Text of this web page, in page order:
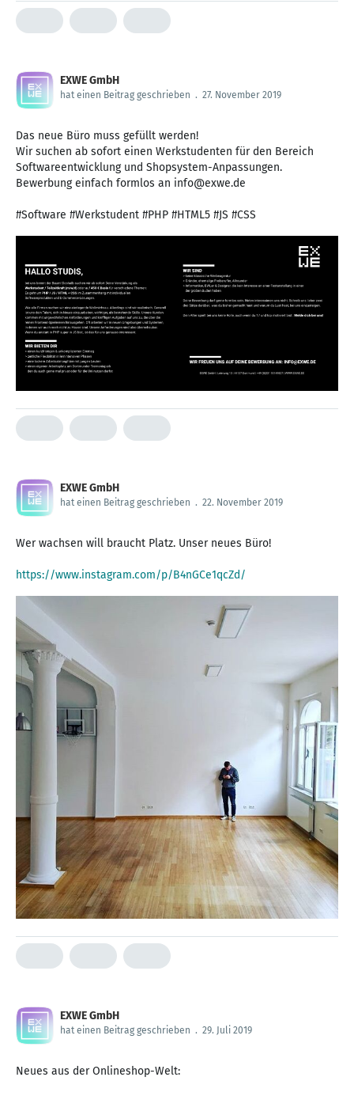
EXWE GmbH
hat einen Beitrag geschrieben . 27. November 2019
Das neue Büro muss gefüllt werden!
Wir suchen ab sofort einen Werkstudenten für den Bereich
Softwareentwicklung und Shopsystem-Anpassungen.
Bewerbung einfach formlos an info@exwe.de
EXWE GmbH
hat einen Beitrag geschrieben . 22. November 2019
Wer wachsen will braucht Platz. Unser neues Büro!
https://www.instagram.com/p/B4nGCe1qcZd/
EXWE GmbH
hat einen Beitrag geschrieben . 29. Juli 2019
Neues aus der Onlineshop-Welt: